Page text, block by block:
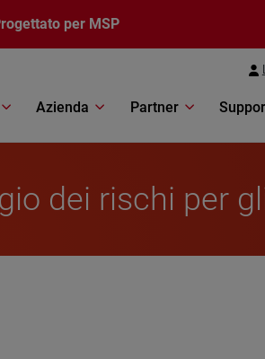
per MSP
Azienda Partner
dei rischi per